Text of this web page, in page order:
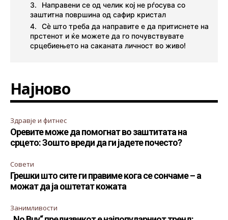
Направени се од челик кој не рѓосува со
заштитна површина од сафир кристал
Сè што треба да направите е да притиснете на
прстенот и ќе можете да го почувствувате
срцебиењето на саканата личност во живо!
Најново
Здравје и фитнес
Оревите може да помогнат во заштитата на
срцето: Зошто вреди да ги јадете почесто?
Совети
Грешки што сите ги правиме кога се сончаме – а
можат да ја оштетат кожата
Занимливости